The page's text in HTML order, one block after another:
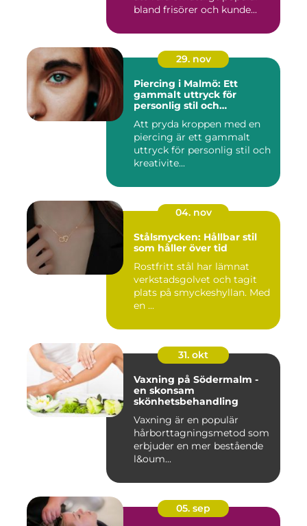
bland frisörer och kunde...
29. nov
Piercing i Malmö: Ett
gammalt uttryck för
personlig stil och
Att pryda kroppen med en
piercing är ett gammalt
uttryck för personlig stil och
kreativite...
04. nov
Stålsmycken: Hållbar stil
som håller över tid
Rostfritt stål har lämnat
verkstadsgolvet och tagit
plats på smyckeshyllan. Med
en ...
31. okt
Vaxning på Södermalm -
en skonsam
skönhetsbehandling
Vaxning är en populär
hårborttagningsmetod som
erbjuder en mer bestående
l&oum...
05. sep